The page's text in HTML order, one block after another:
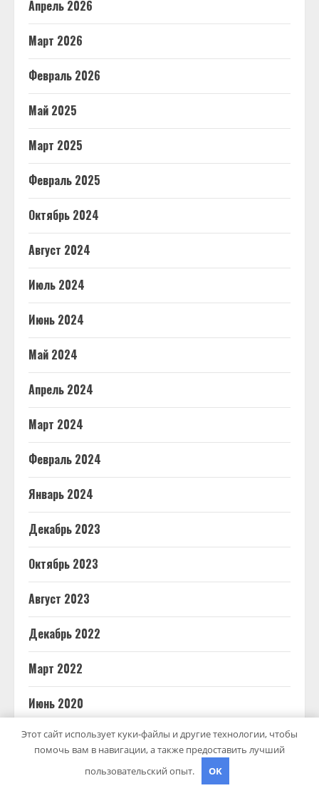
Апрель 2026
Март 2026
Февраль 2026
Май 2025
Март 2025
Февраль 2025
Октябрь 2024
Август 2024
Июль 2024
Июнь 2024
Май 2024
Апрель 2024
Март 2024
Февраль 2024
Январь 2024
Декабрь 2023
Октябрь 2023
Август 2023
Декабрь 2022
Март 2022
Июнь 2020
Май 2020
Декабрь 2019
Этот сайт использует куки-файлы и другие технологии, чтобы
помочь вам в навигации, а также предоставить лучший
пользовательский опыт.
OK